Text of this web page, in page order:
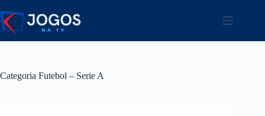
para
o
conteúdo
Categoria Futebol – Serie A